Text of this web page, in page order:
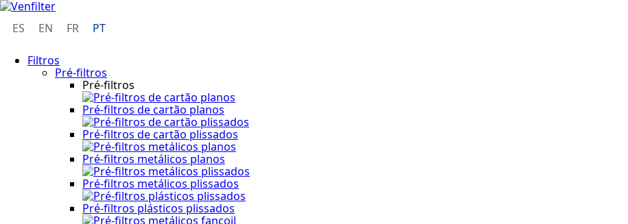
ES EN FR PT
Filtros
Pré-filtros
Pré-filtros
Pré-filtros de cartão planos
Pré-filtros de cartão plissados
Pré-filtros metálicos planos
Pré-filtros metálicos plissados
Pré-filtros plásticos plissados